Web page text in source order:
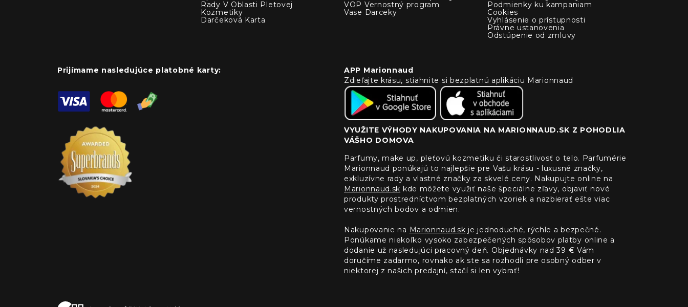
Rady V Oblasti Pletovej
Kozmetiky
Darčeková Karta
VOP Vernostný program
Vase Darceky
Podmienky ku kampaniam
Cookies
Vyhlásenie o prístupnosti
Právne ustanovenia
Odstúpenie od zmluvy
Prijímame nasledujúce platobné karty:
APP Marionnaud
Zdieľajte krásu, stiahnite si bezplatnú aplikáciu Marionnaud
VYUŽITE VÝHODY NAKUPOVANIA NA MARIONNAUD.SK Z POHODLIA
VÁŠHO DOMOVA
Parfumy, make up, pleťovú kozmetiku či starostlivosť o telo. Parfumérie
Marionnaud ponúkajú to najlepšie pre Vašu krásu - luxusné značky,
exkluzívne rady a vlastné značky za skvelé ceny. Nakupujte online na
Marionnaud.sk kde môžete využiť naše špeciálne zľavy, objaviť nové
produkty prostredníctvom bezplatných vzoriek a nazbierať ešte viac
vernostných bodov a odmien.
Nakupovanie na Marionnaud.sk je jednoduché, rýchle a bezpečné.
Ponúkame niekoľko vysoko zabezpečených spôsobov platby online a
dodanie už nasledujúci pracovný deň. Objednávky nad 39 € Vám
doručíme zadarmo, rovnako ak ste sa rozhodli pre osobný odber v
niektorej z našich predajní, stačí si len vybrať!